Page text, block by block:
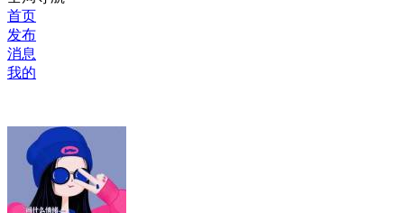
首页
发布
消息
我的